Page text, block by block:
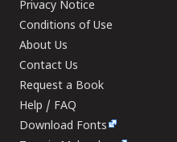
Privacy Notice
Conditions of Use
About Us
Contact Us
Request a Book
Help / FAQ
Download Fonts